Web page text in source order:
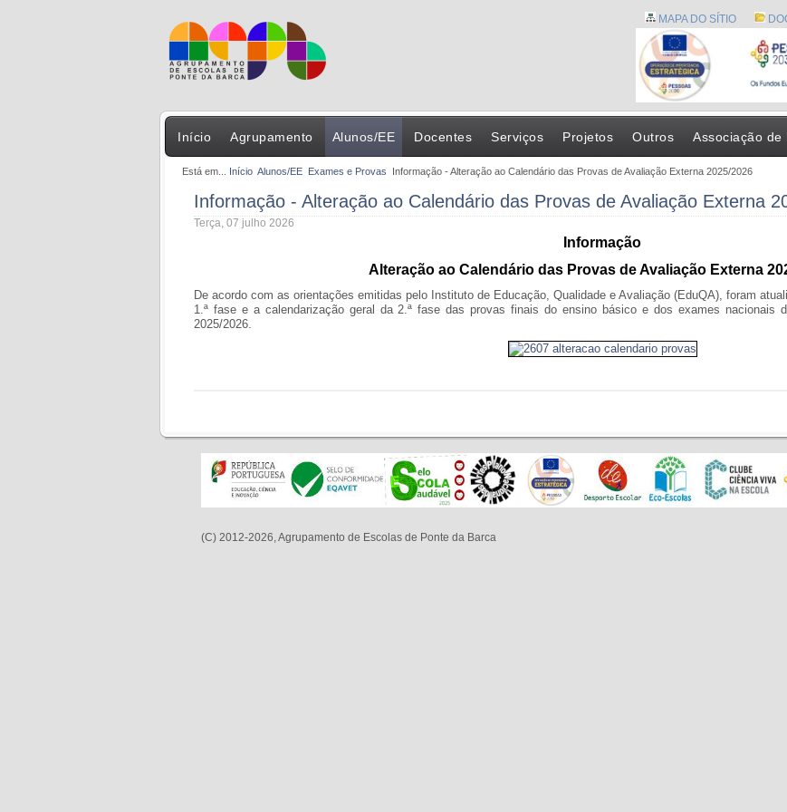
MAPA DO SÍTIO
Início Agrupamento Alunos/EE Docentes Serviços Projetos Outros Associação de
Está em... Início Alunos/EE Exames e Provas Informação - Alteração ao Calendário das Provas de Avaliação Externa 2025/2026
Informação - Alteração ao Calendário das Provas de Avaliação Externa
Terça, 07 julho 2026
Informação
Alteração ao Calendário das Provas de Avaliação Externa
De acordo com as orientações emitidas pelo Instituto de Educação, Qualidade e Avaliação (EduQA), foram
1.ª fase e a calendarização geral da 2.ª fase das provas finais do ensino básico e dos exames nacionais
2025/2026.
(C) 2012-2026, Agrupamento de Escolas de Ponte da Barca